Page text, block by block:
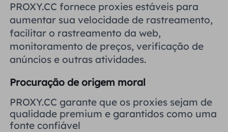
Brasil
Rússia
Mais integrações
हिंदी
Português
PROXY.CC fornece proxies estáveis ​​para
aumentar sua velocidade de rastreamento,
facilitar o rastreamento da web,
monitoramento de preços, verificação de
anúncios e outras atividades.
Procuração de origem moral
PROXY.CC garante que os proxies sejam de
qualidade premium e garantidos como uma
fonte confiável